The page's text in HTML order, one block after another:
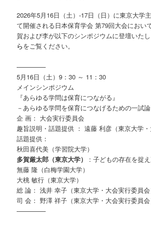
2026年5月16日（土）-17日（日）に東京大学
て開催される日本保育学会 第79回大会におい
賀および李が以下のシンポジウムに登壇いた
らをご覧ください。
————–
5月16日（土）9：30 ～ 11：30
メインシンポジウム
『あらゆる学問は保育につながる』
－あらゆる学問を保育につなげるための一試論
企 画： 大会実行委員会
趣旨説明・話題提供 ： 遠藤 利彦（東京大学・
話題提供：
秋田喜代美（学習院大学）
多賀厳太郎（東京大学）
：子どもの存在を捉
無藤 隆（白梅学園大学）
大桃 敏行（東京大学）
総 論： 浅井 幸子（東京大学・大会実行委員会
司 会： 野澤 祥子（東京大学・大会実行委員会
————–